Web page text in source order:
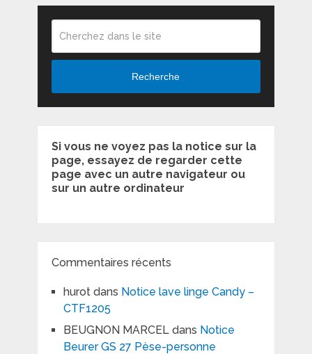
Recherche
Si vous ne voyez pas la notice sur la
page, essayez de regarder cette
page avec un autre navigateur ou
sur un autre ordinateur
Commentaires récents
hurotdans Notice lave linge Candy –
CTF1205
BEUGNON MARCELdans Notice
Beurer GS 27 Pèse-personne